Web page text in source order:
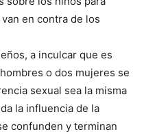
en contra de los
a inculcar que es
o dos mujeres se
sexual sea la misma
la influencia de la
confunden y terminan